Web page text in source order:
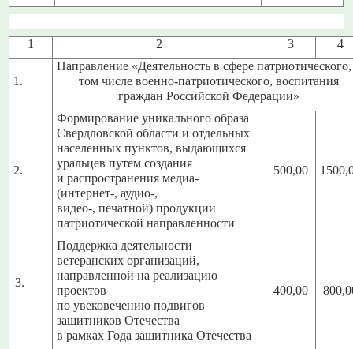
1 2 3 4
1.
Направление «Деятельность в сфере
том числе военно-патриотического, воспитания
граждан Российской Федерации»
2.
Формирование уникального образа
Свердловской области и отдельных
населенных пунктов, выдающихся
уральцев путем создания
и распространения медиа-
(интернет-, аудио-,
видео-, печатной) продукции
патриотической направленности
500,00
3.
Поддержка деятельности
ветеранских организаций,
направленной на реализацию
проектов
по увековечению подвигов
защитников Отечества
в рамках Года защитника Отечества
400,00